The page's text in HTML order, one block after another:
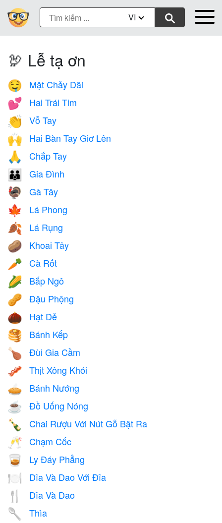
VI
🦃 Lễ tạ ơn
🤤 Mặt Chảy Dãi
💕 Hai Trái Tim
👏 Vỗ Tay
🙌 Hai Bàn Tay Giơ Lên
🙏 Chắp Tay
👪 Gia Đình
🦃 Gà Tây
🍁 Lá Phong
🍂 Lá Rụng
🥔 Khoai Tây
🥕 Cà Rốt
🌽 Bắp Ngô
🥜 Đậu Phộng
🌰 Hạt Dẻ
🥞 Bánh Kếp
🍗 Đùi Gia Cầm
🥓 Thịt Xông Khói
🥧 Bánh Nướng
☕ Đồ Uống Nóng
🍾 Chai Rượu Với Nút Gỗ Bật Ra
🥂 Chạm Cốc
🥃 Ly Đáy Phẳng
🍽️ Dĩa Và Dao Với Đĩa
🍴 Dĩa Và Dao
🥄 Thìa